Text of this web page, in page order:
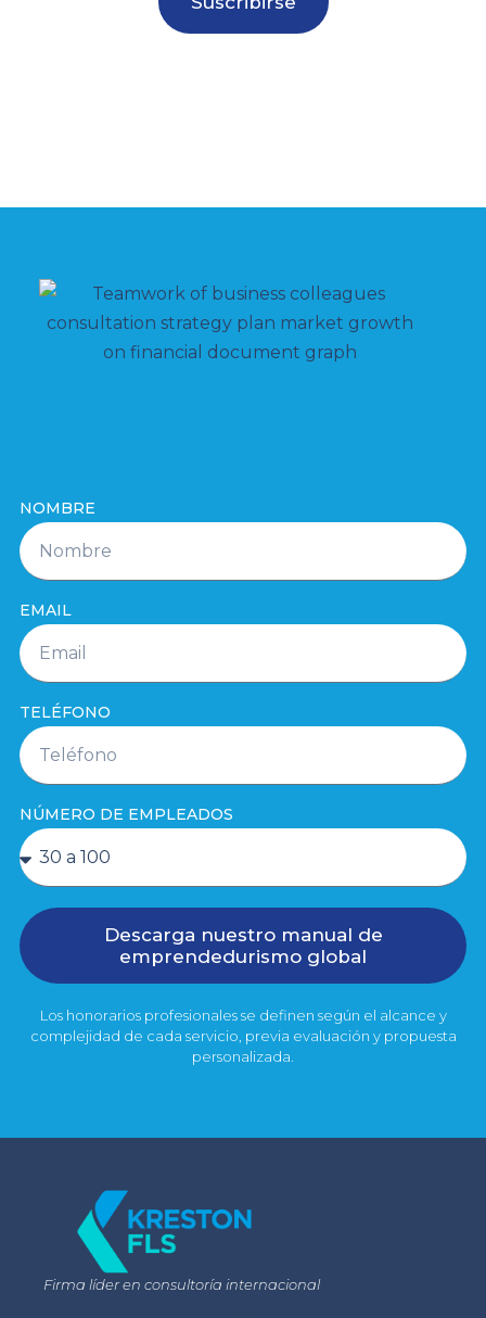
NOMBRE
EMAIL
TELÉFONO
NÚMERO DE EMPLEADOS
Descarga nuestro manual de
emprendedurismo global
Los honorarios profesionales se definen según el alcance y
complejidad de cada servicio, previa evaluación y propuesta
personalizada.
Firma líder en consultoría internacional